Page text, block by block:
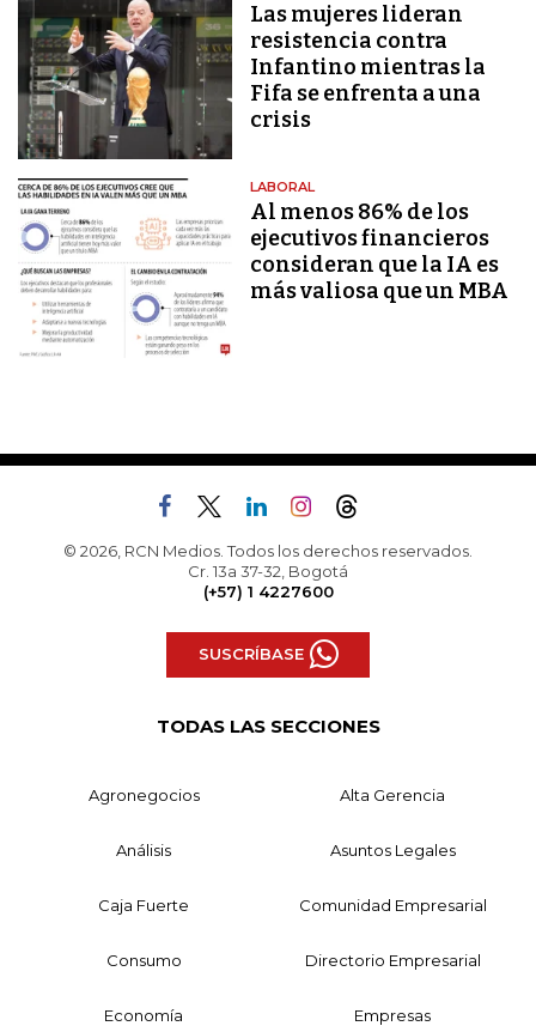
Las mujeres lideran
resistencia contra
Infantino mientras la
Fifa se enfrenta a una
crisis
LABORAL
Al menos 86% de los
ejecutivos financieros
consideran que la IA es
más valiosa que un MBA
© 2026, RCN Medios. Todos los derechos reservados.
Cr. 13a 37-32, Bogotá
(+57) 1 4227600
SUSCRÍBASE
TODAS LAS SECCIONES
Agronegocios Alta Gerencia
Análisis Asuntos Legales
Caja Fuerte Comunidad Empresarial
Consumo Directorio Empresarial
Economía Empresas